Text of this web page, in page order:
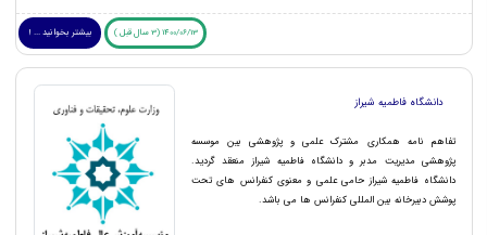
1400/06/13 (3 سال قبل ) بیشتر بخوانید ... !
دانشگاه فاطمیه شیراز
تفاهم نامه همکاری مشترک علمی و پژوهشی بین موسسه
پژوهشی مدیریت مدبر و دانشگاه فاطمیه شیراز منعقد گردید.
دانشگاه فاطمیه شیراز حامی علمی و معنوی کنفرانس های تحت
پوشش دبیرخانه بین المللی کنفرانس ها می باشد.